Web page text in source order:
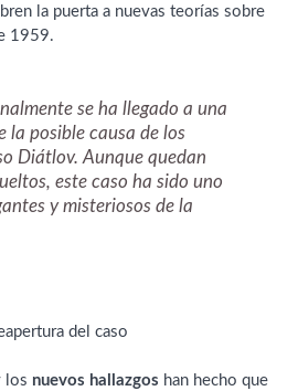
la puerta a nuevas teorías sobre
1959.
se ha llegado a una
la posible causa de los
Diátlov. Aunque quedan
este caso ha sido uno
y misteriosos de la
los nuevos hallazgos han hecho que